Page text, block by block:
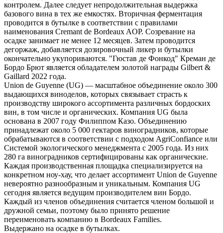
контролем. Далее следует непродолжительная выдержка
базового вина в тех же емкостях. Вторичная ферментация
проводится в бутылке в соответствии с правилами
наименования Cremant de Bordeaux AOP. Созревание на
осадке занимает не менее 12 месяцев. Затем проводится
дегоржаж, добавляется дозировочный ликер и бутылки
окончательно укупориваются. "Гюстав де Фонкод" Креман де
Бордо Брют является обладателем золотой награды Gilbert &
Gaillard 2022 года.
Union de Guyenne (UG) — масштабное объединение около 300
выдающихся виноделов, которых связывает страсть к
производству широкого ассортимента различных бордоских
вин, в том числе и органических. Компания UG была
основана в 2007 году Филиппом Казо. Объединению
принадлежат около 5 000 гектаров виноградников, которые
обрабатываются в соответствии с подходом AgriConfiance или
Системой экологического менеджмента с 2005 года. Из них
280 га виноградников сертифицированы как органические.
Каждая производственная площадка специализируется на
конкретном ноу-хау, что делает ассортимент Union de Guyenne
невероятно разнообразным и уникальным. Компания UG
сегодня является ведущим производителем вин Бордо.
Каждый из членов объединения считается членом большой и
дружной семьи, поэтому было принято решение
переименовать компанию в Bordeaux Families.
Выдержано на осадке в бутылках.